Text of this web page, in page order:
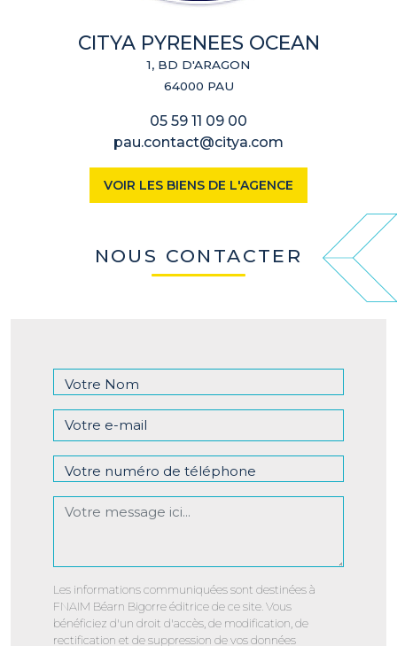
CITYA PYRENEES OCEAN
1, BD D'ARAGON
64000 PAU
05 59 11 09 00
pau.contact@citya.com
VOIR LES BIENS DE L'AGENCE
NOUS CONTACTER
Les informations communiquées sont destinées à
FNAIM Béarn Bigorre éditrice de ce site. Vous
bénéficiez d'un droit d'accès, de modification, de
rectification et de suppression de vos données